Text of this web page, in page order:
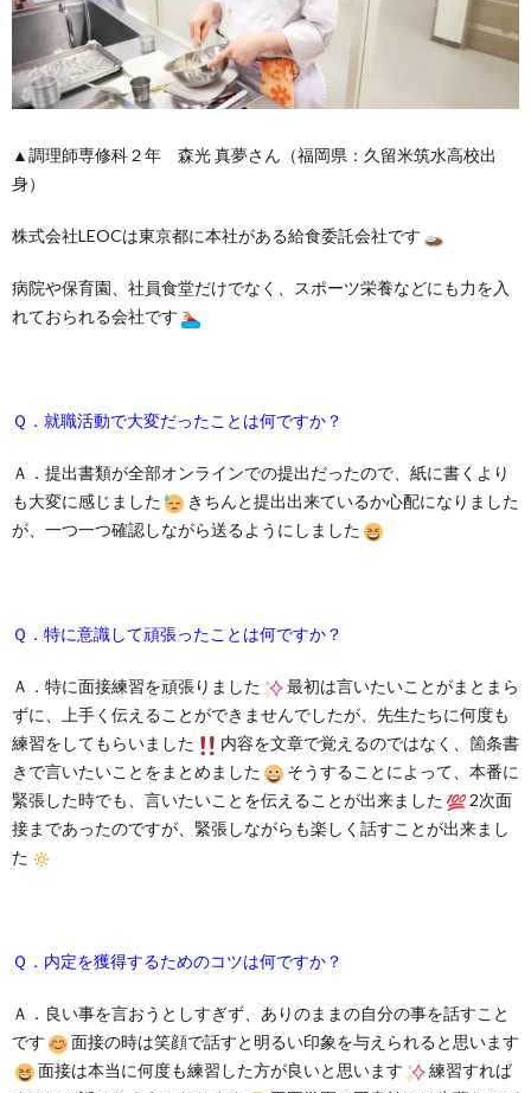
▲調理師専修科２年 森光 真夢さん（福岡県：久留米筑水高校出
身）
株式会社LEOCは東京都に本社がある給食委託会社です
病院や保育園、社員食堂だけでなく、スポーツ栄養などにも力を入
れておられる会社です
Ｑ．就職活動で大変だったことは何ですか？
Ａ．提出書類が全部オンラインでの提出だったので、紙に書くより
も大変に感じました
きちんと提出出来ているか心配になりました
が、一つ一つ確認しながら送るようにしました
Ｑ．特に意識して頑張ったことは何ですか？
Ａ．特に面接練習を頑張りました
最初は言いたいことがまとまら
ずに、上手く伝えることができませんでしたが、先生たちに何度も
練習をしてもらいました
内容を文章で覚えるのではなく、箇条書
きで言いたいことをまとめました
そうすることによって、本番に
緊張した時でも、言いたいことを伝えることが出来ました
2次面
接まであったのですが、緊張しながらも楽しく話すことが出来まし
た
Ｑ．内定を獲得するためのコツは何ですか？
Ａ．良い事を言おうとしすぎず、ありのままの自分の事を話すこと
です
面接の時は笑顔で話すと明るい印象を与えられると思います
面接は本当に何度も練習した方が良いと思います
練習すれば